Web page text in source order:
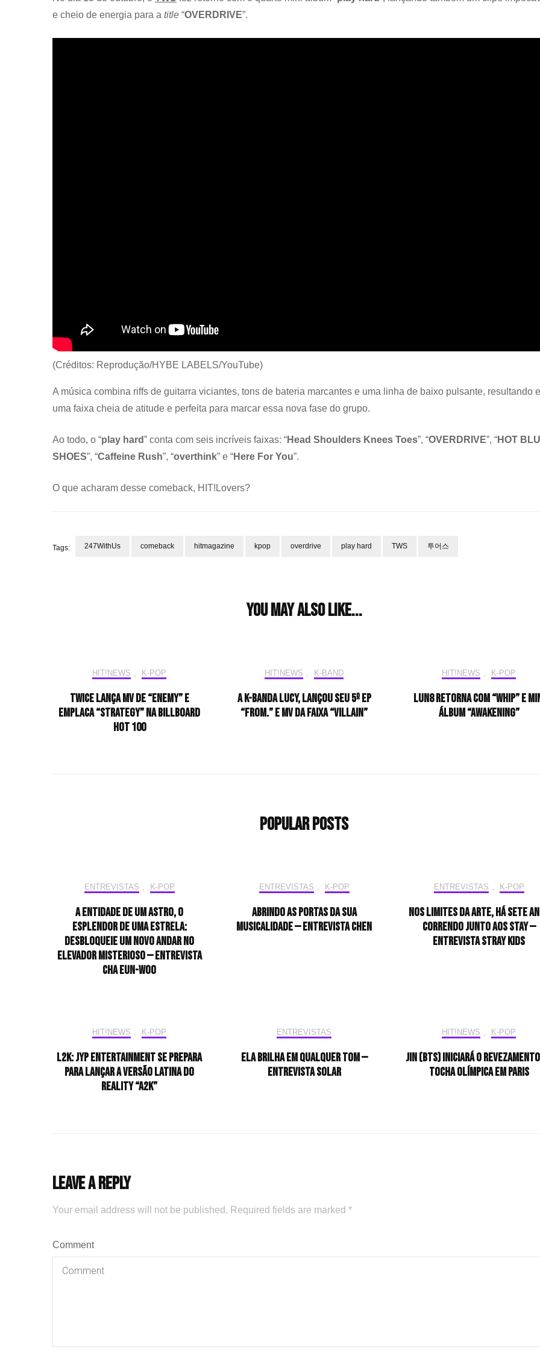
e cheio de energia para a title “OVERDRIVE”.
(Créditos: Reprodução/HYBE LABELS/YouTube)
A música combina riffs de guitarra viciantes, tons de bateria marcantes e uma linha de baixo pulsante, resultando
uma faixa cheia de atitude e perfeita para marcar essa nova fase do grupo.
Ao todo, o “play hard” conta com seis incríveis faixas: “Head Shoulders Knees Toes”, “OVERDRIVE”, “HOT
SHOES”, “Caffeine Rush”, “overthink” e “Here For You”.
O que acharam desse comeback, HIT!Lovers?
Tags: 247WithUs comeback hitmagazine kpop overdrive play hard TWS 투어스
You may also like...
HIT!NEWS , K-POP
TWICE lança MV de “ENEMY” e
emplaca “Strategy” na Billboard
Hot 100
HIT!NEWS , K-BAND
A K-Banda Lucy, lançou seu 5º EP
“FROM.” e MV da faixa “Villain”
HIT!NEWS , K-POP
LUN8 retorna com “WHIP” e
álbum “AWAKENING”
Popular Posts
ENTREVISTAS , K-POP
A entidade de um astro, o
esplendor de uma estrela:
desbloqueie um novo andar no
elevador misterioso — Entrevista
CHA EUN-WOO
ENTREVISTAS , K-POP
Abrindo as portas da sua
musicalidade — Entrevista CHEN
ENTREVISTAS , K-POP
Nos limites da arte, há sete
correndo junto aos STAY —
Entrevista Stray Kids
HIT!NEWS , K-POP
L2K: JYP Entertainment se prepara
para lançar a versão latina do
reality “A2K”
ENTREVISTAS
Ela brilha em qualquer tom —
Entrevista Solar
HIT!NEWS , K-POP
Jin (BTS) iniciará o
tocha olímpica em Paris
Leave a Reply
Your email address will not be published. Required fields are marked *
Comment